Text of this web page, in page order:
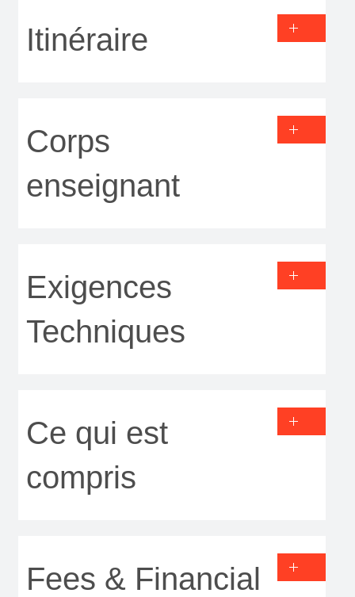
Itinéraire
Corps
enseignant
Exigences
Techniques
Ce qui est
compris
Fees & Financial